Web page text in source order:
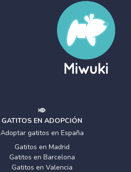
GATITOS EN ADOPCIÓN
Adoptar gatitos en España
Gatitos en Madrid
Gatitos en Barcelona
Gatitos en Valencia